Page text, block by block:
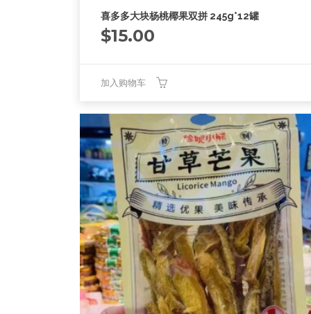
喜多多大块杨桃椰果双拼 245g*12罐
$15.00
加入购物车